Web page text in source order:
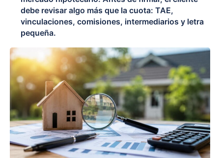
debe revisar algo más que la cuota: TAE,
vinculaciones, comisiones, intermediarios y letra
pequeña.